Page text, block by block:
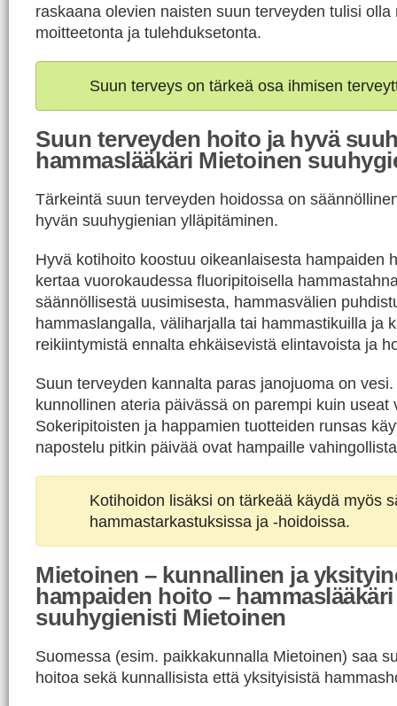
raskaana olevien naisten suun terveyden tulisi olla
moitteetonta ja tulehduksetonta.
Suun terveys on tärkeä osa ihmisen
Suun terveyden hoito ja hyvä
hammaslääkäri Mietoinen
Tärkeintä suun terveyden hoidossa on
hyvän suuhygienian ylläpitäminen.
Hyvä kotihoito koostuu oikeanlaisesta hampaiden
kertaa vuorokaudessa fluoripitoisella
säännöllisestä uusimisesta, hammasvälien
hammaslangalla, väliharjalla tai hammastikuilla ja
reikiintymistä ennalta ehkäisevistä elintavoista ja
Suun terveyden kannalta paras janojuoma on
kunnollinen ateria päivässä on parempi kuin useat
Sokeripitoisten ja happamien tuotteiden runsas
napostelu pitkin päivää ovat hampaille
Kotihoidon lisäksi on tärkeää käydä myös
hammastarkastuksissa ja -hoidoissa.
Mietoinen – kunnallinen ja
hampaiden hoito –
suuhygienisti Mietoinen
Suomessa (esim. paikkakunnalla Mietoinen) saa
hoitoa sekä kunnallisista että yksityisistä